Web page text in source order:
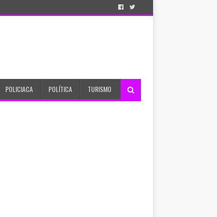
POLICIACA POLÍTICA TURISMO